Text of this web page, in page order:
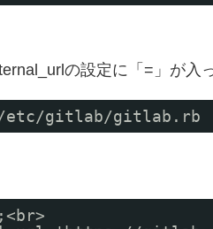
の設定に「=」が入
etc/gitlab/gitlab .rb